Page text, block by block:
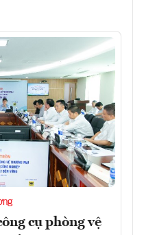
cụ phòng vệ